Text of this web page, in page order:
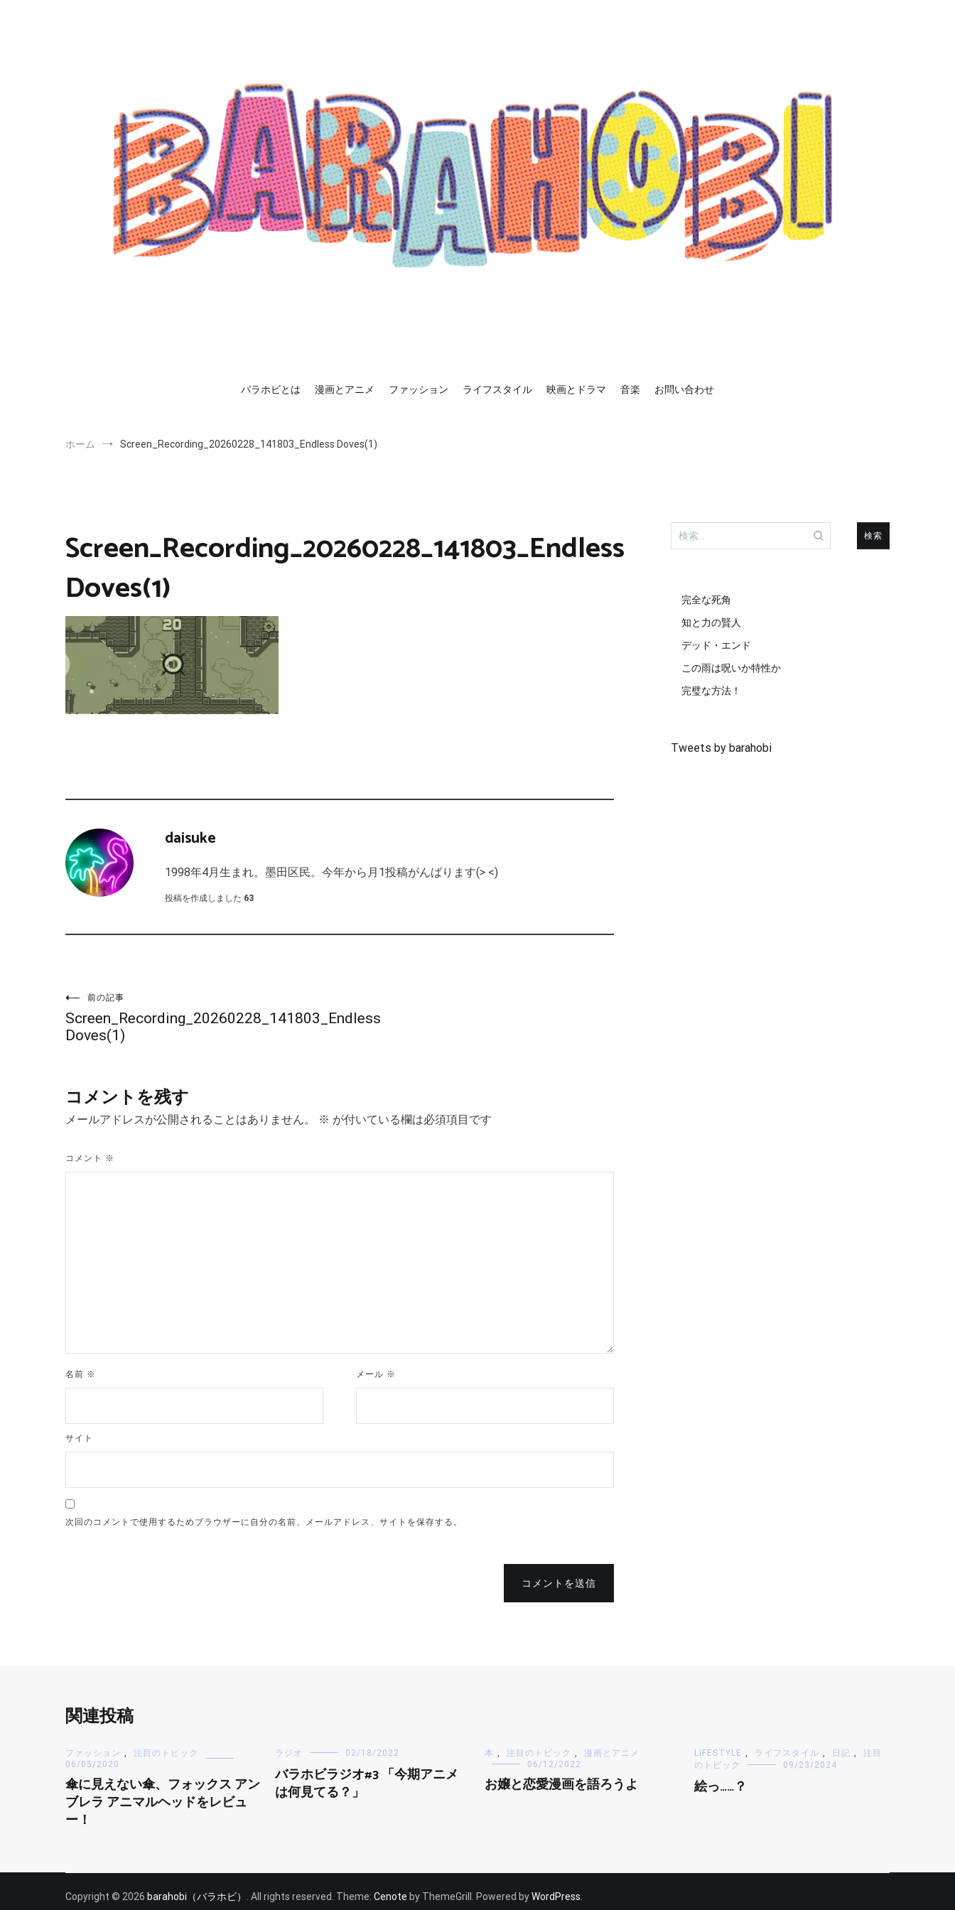
バラホビとは
漫画とアニメ ファッション ライフスタイル 映画とドラマ 音楽 お問い合わせ
ホーム Screen_Recording_20260228_141803_Endless Doves(1)
Screen_Recording_20260228_141803_Endless
Doves(1)
daisuke
1998年4月生まれ。墨田区民。今年から月1投稿がんばります(> <)
投稿を作成しました 63
投
稿
ビ
ゲ
ー
前の記事
Screen_Recording_20260228_141803_Endless
Doves(1)
コメントを残す
メールアドレスが公開されることはありません。 ※ が付いている欄は必須項目です
コメント ※
名前 ※ メール ※
サイト
次回のコメントで使用するためブラウザーに自分の名前、メールアドレス、サイトを保存する。
コメントを送信
検
索:
完全な死角
知と力の賢人
デッド・エンド
この雨は呪いか特性か
完璧な方法！
Tweets by barahobi
関連投稿
ファッション
注目のトピック
06/05/2020
傘に見えない傘、フォックス アン
ブレラ アニマルヘッドをレビュ
ー！
ラジオ 02/18/2022
バラホビラジオ#3 「今期アニメ
は何見てる？」
本 注目のトピック
漫画とアニメ
06/12/2022
お嬢と恋愛漫画を語ろうよ
LIFESTYLE ライフスタイル 日記
注目
のトピック
09/23/2024
絵っ……？
Copyright © 2026 barahobi（バラホビ） . All rights reserved. Theme: Cenote by ThemeGrill. Powered byWordPress